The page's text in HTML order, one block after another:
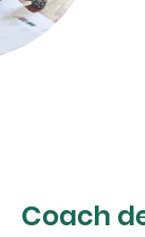
Coach